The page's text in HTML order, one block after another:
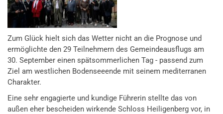
Zum Glück hielt sich das Wetter nicht an die Prognose und
ermöglichte den 29 Teilnehmern des Gemeindeausflugs am
30. September einen spätsommerlichen Tag - passend zum
Ziel am westlichen Bodenseeende mit seinem mediterranen
Charakter.
Eine sehr engagierte und kundige Führerin stellte das von
außen eher bescheiden wirkende Schloss Heiligenberg vor, in